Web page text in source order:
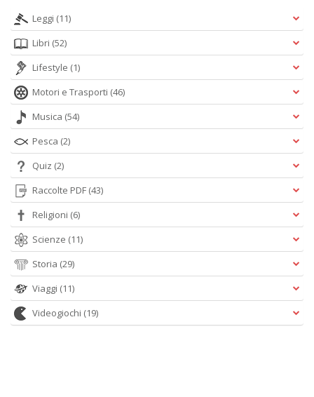
Leggi (11)
Libri (52)
Lifestyle (1)
Motori e Trasporti (46)
Musica (54)
Pesca (2)
Quiz (2)
Raccolte PDF (43)
Religioni (6)
Scienze (11)
Storia (29)
Viaggi (11)
Videogiochi (19)